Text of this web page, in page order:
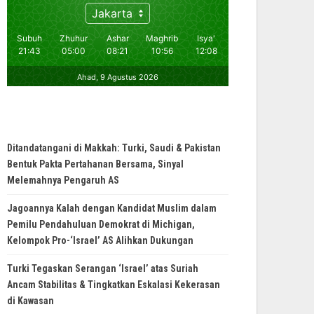
Ditandatangani di Makkah: Turki, Saudi & Pakistan
Bentuk Pakta Pertahanan Bersama, Sinyal
Melemahnya Pengaruh AS
Jagoannya Kalah dengan Kandidat Muslim dalam
Pemilu Pendahuluan Demokrat di Michigan,
Kelompok Pro-‘Israel’ AS Alihkan Dukungan
Turki Tegaskan Serangan ‘Israel’ atas Suriah
Ancam Stabilitas & Tingkatkan Eskalasi Kekerasan
di Kawasan